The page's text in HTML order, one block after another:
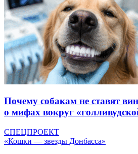
Почему собакам не ставят
о мифах вокруг
СПЕЦПРОЕКТ
«Кошки — звезды Донбасса»